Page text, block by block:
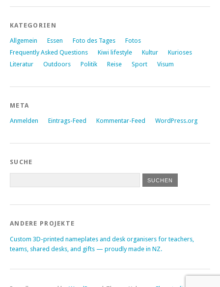
KATEGORIEN
Allgemein Essen Foto des Tages
Fotos
Frequently Asked Questions
Kiwi lifestyle Kultur
Kurioses
Literatur
Outdoors Politik Reise Sport Visum
META
Anmelden Eintrags-Feed Kommentar-Feed WordPress.org
SUCHE
ANDERE PROJEKTE
Custom 3D-printed nameplates and desk organisers for teachers,
teams, shared desks, and gifts — proudly made in NZ.